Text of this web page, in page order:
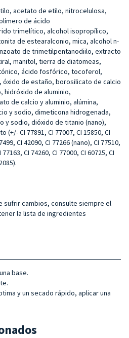
acetato de etilo, nitrocelulosa,
de ácido
trimelítico, alcohol isopropílico,
de estearalconio, mica, alcohol n-
de trimetilpentanodiilo, extracto
manitol, tierra de diatomeas,
ácido fosfórico, tocoferol,
de estaño, borosilicato de calcio
hidróxido de aluminio,
de calcio y aluminio, alúmina,
y sodio, dimeticona hidrogenada,
y sodio, dióxido de titanio (nano),
CI 77891, CI 77007, CI 15850, CI
CI 42090, CI 77266 (nano), CI 77510,
CI 74260, CI 77000, CI 60725, CI
sufrir cambios, consulte siempre el
la lista de ingredientes
base.
y un secado rápido, aplicar una